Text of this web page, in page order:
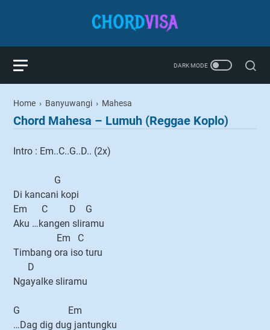
Home › Banyuwangi › Mahesa
Chord Mahesa – Lumuh (Reggae Koplo)
Intro : Em..C..G..D.. (2x)
G
Di kancani kopi
Em C D G
Aku …kangen sliramu
Em C
Timbang ora iso turu
D
Ngayalke sliramu
G Em
…Dag dig dug jantungku